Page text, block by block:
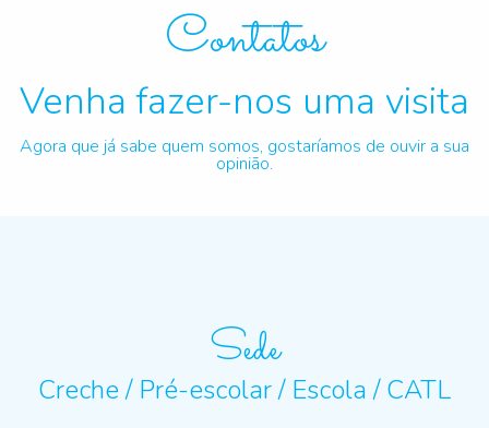
Contatos
Venha fazer-nos uma visita
Agora que já sabe quem somos, gostaríamos de ouvir a sua
opinião.
Sede
Creche / Pré-escolar / Escola / CATL